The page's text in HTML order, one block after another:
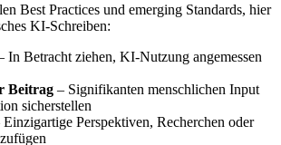
Best Practices und emerging Standards, hier
KI-Schreiben:
In Betracht ziehen, KI-Nutzung angemessen
Beitrag – Signifikanten menschlichen Input
sicherstellen
Einzigartige Perspektiven, Recherchen oder